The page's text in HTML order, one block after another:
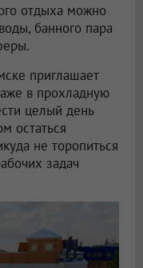
отдыха можно
банного пара
приглашает
в прохладную
целый день
остаться
не торопиться
задач